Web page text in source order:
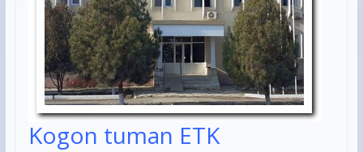
Kogon tuman ETK